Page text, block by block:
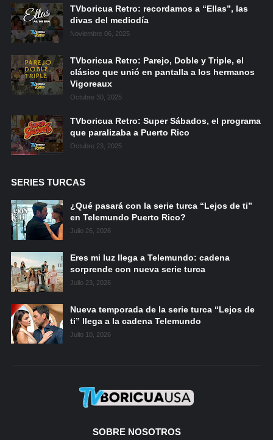
TVboricua Retro: recordamos a “Ellas”, las
divas del mediodía
Noviembre 06, 2025
TVboricua Retro: Parejo, Doble y Triple, el
clásico que unió en pantalla a los hermanos
Vigoreaux
Octubre 30, 2025
TVboricua Retro: Super Sábados, el programa
que paralizaba a Puerto Rico
Octubre 23, 2025
SERIES TURCAS
¿Qué pasará con la serie turca “Lejos de ti”
en Telemundo Puerto Rico?
Julio 26, 2026
Eres mi luz llega a Telemundo: cadena
sorprende con nueva serie turca
Julio 23, 2026
Nueva temporada de la serie turca “Lejos de
ti” llega a la cadena Telemundo
Julio 10, 2026
SOBRE NOSOTROS